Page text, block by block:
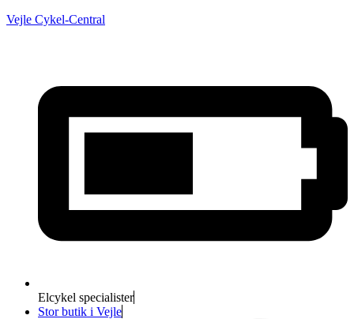
Vejle Cykel-Central
Elcykel specialister
Stor butik i Vejle